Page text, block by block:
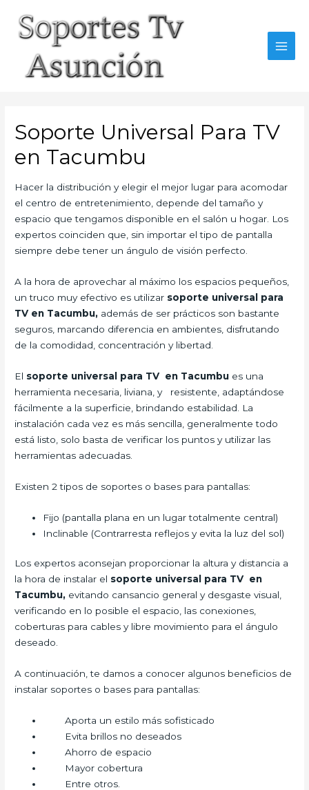
content
Soporte Universal Para TV
en Tacumbu
Hacer la distribución y elegir el mejor lugar para acomodar
el centro de entretenimiento, depende del tamaño y
espacio que tengamos disponible en el salón u hogar. Los
expertos coinciden que, sin importar el tipo de pantalla
siempre debe tener un ángulo de visión perfecto.
A la hora de aprovechar al máximo los espacios pequeños,
un truco muy efectivo es utilizar soporte universal para
TV en Tacumbu, además de ser prácticos son bastante
seguros, marcando diferencia en ambientes, disfrutando
de la comodidad, concentración y libertad.
El soporte universal para TV en Tacumbu es una
herramienta necesaria, liviana, y resistente, adaptándose
fácilmente a la superficie, brindando estabilidad. La
instalación cada vez es más sencilla, generalmente todo
está listo, solo basta de verificar los puntos y utilizar las
herramientas adecuadas.
Existen 2 tipos de soportes o bases para pantallas:
Fijo (pantalla plana en un lugar totalmente central)
Inclinable (Contrarresta reflejos y evita la luz del sol)
Los expertos aconsejan proporcionar la altura y distancia a
la hora de instalar el soporte universal para TV en
Tacumbu, evitando cansancio general y desgaste visual,
verificando en lo posible el espacio, las conexiones,
coberturas para cables y libre movimiento para el ángulo
deseado.
A continuación, te damos a conocer algunos beneficios de
instalar soportes o bases para pantallas:
Aporta un estilo más sofisticado
Evita brillos no deseados
Ahorro de espacio
Mayor cobertura
Entre otros.